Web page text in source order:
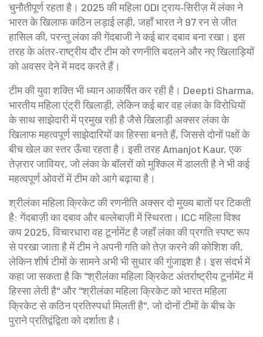
चुनौतीपूर्ण रहता है। 2025 की महिला ODI ट्राय‑सिरीज़ में लंका ने
भारत के खिलाफ कठिन लड़ाई लड़ी, जहाँ भारत ने 97 रन से जीत
हासिल की, परन्तु लंका की गेंदबाजी ने कई बार दबाव बना रखा। इस
तरह के अंतर‑राष्ट्रीय दौर टीम को रणनीति बदलने और नए खिलाड़ियों
को अवसर देने में मदद करते हैं।
टीम की युवा शक्ति भी ध्यान आकर्षित कर रही है। Deepti Sharma,
भारतीय महिला एंट्री खिलाड़ी, लेकिन कई बार वह लंका के विरोधियों
के साथ साझेदारी में प्रमुख रही हैजैसे खिलाड़ी अक्सर लंका के
खिलाफ महत्वपूर्ण साझेदारियों का हिस्सा बनते हैं, जिससे दोनों पक्षों के
बीच खेल का स्तर ऊँचा रहता है। इसी तरह Amanjot Kaur,एक
तेज़रार जावियर, जो लंका के बॉलरों को मुश्किल में डालती हैने भी कई
महत्वपूर्ण ओवरों में टीम को आगे बढ़ाया है।
श्रीलंका महिला क्रिकेट की रणनीति अक्सर दो मुख्य बातों पर टिकती
है: गेंदबाज़ी का दबाव और बल्लेबाज़ी में स्थिरता। ICC महिला विश्व
कप 2025,विचारधारा वह टूर्नामेंट है जहाँ लंका की प्रगति स्पष्ट रूप
से परखा जाता हैमें टीम ने अपनी गति को तेज़ करने की कोशिश की,
लेकिन शीर्ष टीमों के सामने अभी भी सुधार की गुंजाइश है। इस संदर्भ में
कहा जा सकता है कि "श्रीलंका महिला क्रिकेट अंतर्राष्ट्रीय टूर्नामेंट में
हिस्सा लेती है" और "श्रीलंका महिला क्रिकेट को भारत महिला
क्रिकेट से कठिन प्रतिस्पर्धा मिलती है", जो दोनों टीमों के बीच के
पुराने प्रतिद्वंद्विता को दर्शाता है।